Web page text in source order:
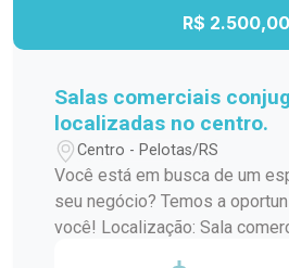
estratégicos da cidade. Não perca essa
oportunidade. Agende uma
R$
Salas comerciais
localizadas no centro.
Centro - Pelotas/RS
Você está em busca de um
seu negócio? Temos a
você! Localização: Sala comercial disponível para